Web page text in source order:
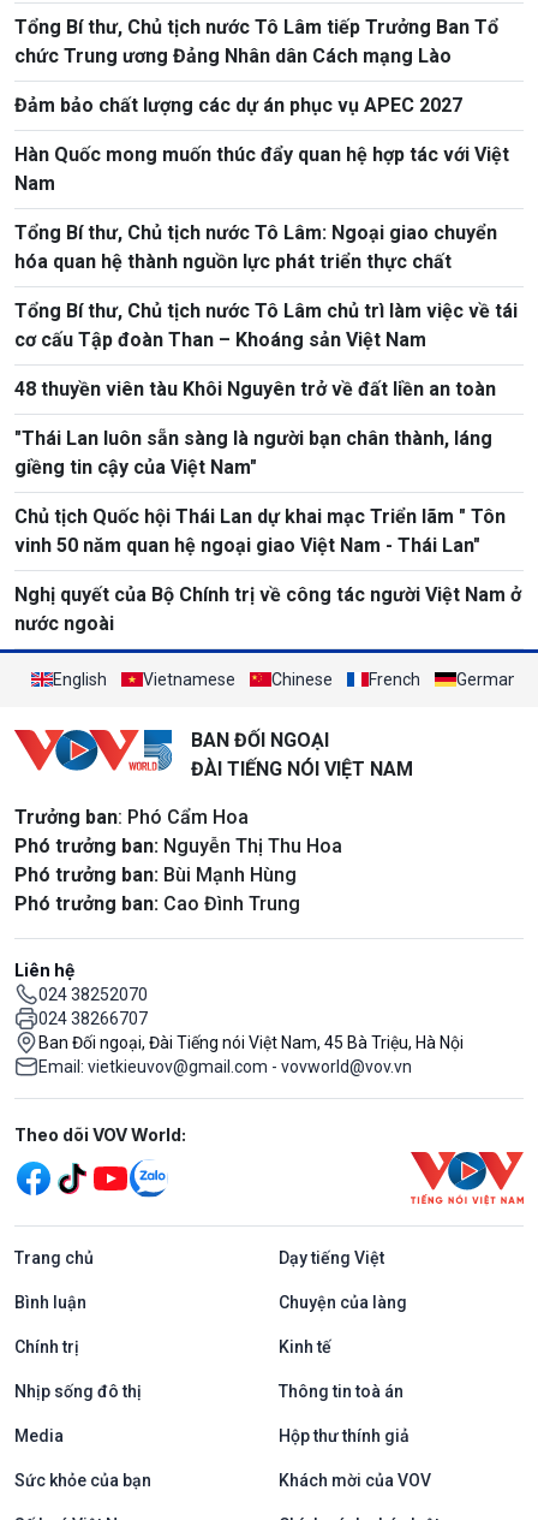
Tổng Bí thư, Chủ tịch nước Tô Lâm tiếp Trưởng Ban Tổ
chức Trung ương Đảng Nhân dân Cách mạng Lào
Đảm bảo chất lượng các dự án phục vụ APEC 2027
Hàn Quốc mong muốn thúc đẩy quan hệ hợp tác với Việt
Nam
Tổng Bí thư, Chủ tịch nước Tô Lâm: Ngoại giao chuyển
hóa quan hệ thành nguồn lực phát triển thực chất
Tổng Bí thư, Chủ tịch nước Tô Lâm chủ trì làm việc về tái
cơ cấu Tập đoàn Than – Khoáng sản Việt Nam
48 thuyền viên tàu Khôi Nguyên trở về đất liền an toàn
"Thái Lan luôn sẵn sàng là người bạn chân thành, láng
giềng tin cậy của Việt Nam"
Chủ tịch Quốc hội Thái Lan dự khai mạc Triển lãm " Tôn
vinh 50 năm quan hệ ngoại giao Việt Nam - Thái Lan"
Nghị quyết của Bộ Chính trị về công tác người Việt Nam ở
nước ngoài
English Vietnamese Chinese French German
BAN ĐỐI NGOẠI
ĐÀI TIẾNG NÓI VIỆT NAM
Trưởng ban: Phó Cẩm Hoa
Phó trưởng ban: Nguyễn Thị Thu Hoa
Phó trưởng ban: Bùi Mạnh Hùng
Phó trưởng ban: Cao Đình Trung
Liên hệ
024 38252070
024 38266707
Ban Đối ngoại, Đài Tiếng nói Việt Nam, 45 Bà Triệu, Hà Nội
Email: vietkieuvov@gmail.com - vovworld@vov.vn
Mạng xã hội
Theo dõi VOV World:
Trang chủ Dạy tiếng Việt
Bình luận Chuyện của làng
Chính trị Kinh tế
Nhịp sống đô thị Thông tin toà án
Media Hộp thư thính giả
Sức khỏe của bạn Khách mời của VOV